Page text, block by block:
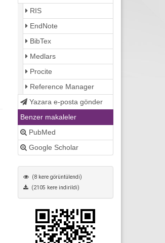
RIS
EndNote
BibTex
Medlars
Procite
Reference Manager
Yazara e-posta gönder
Benzer makaleler
PubMed
Google Scholar
(8 kere görüntülendi)
(2105 kere indirildi)